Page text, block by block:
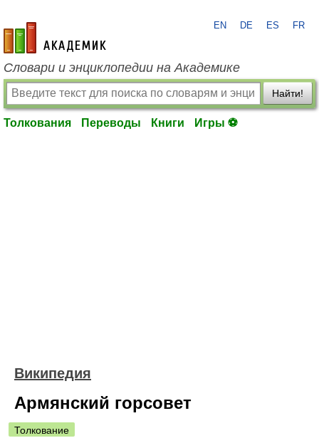
academic.ru
EN DE ES FR
Словари и энциклопедии на Академике
Найти!
Толкования Переводы Книги Игры ⚽
Википедия
Армянский горсовет
Толкование